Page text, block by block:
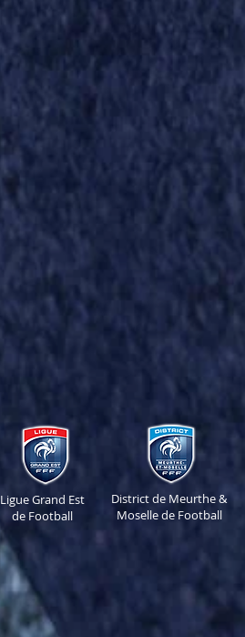
Ligue Grand Est
de Football
District de Meurthe &
Moselle de Football